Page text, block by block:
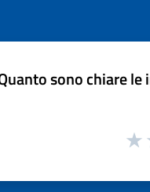
sono chiare